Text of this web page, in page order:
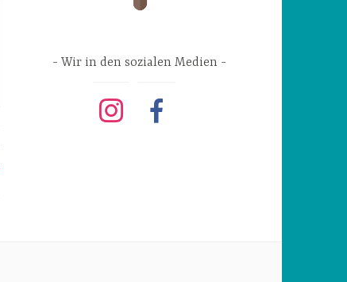
Wir in den sozialen Medien
instagram facebook